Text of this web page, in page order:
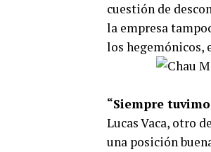
cuestión de
la empresa
los hegemónicos,
“Siempre
Lucas Vaca, otro
una posición